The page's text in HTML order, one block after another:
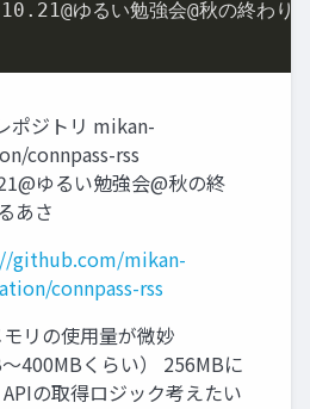
.21@ゆるい勉強会@秋の終わり
ポジトリ mikan-
connpass-rss
ゆるい勉強会@秋の終
あさ
github.com/mikan-
connpass-rss
リの使用量が微妙
〜400MBくらい） 256MBに
の取得ロジック考えたい